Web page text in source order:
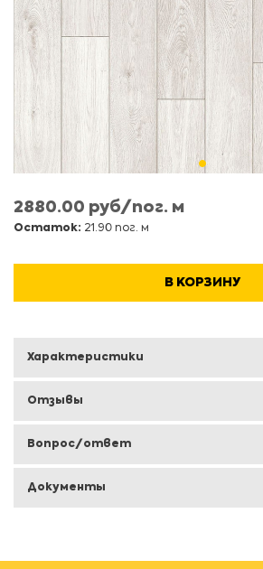
2880.00 руб/пог. м
Остаток: 21.90 пог. м
В КОРЗИНУ
Характеристики
Отзывы
Вопрос/ответ
Документы